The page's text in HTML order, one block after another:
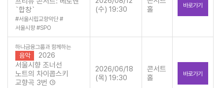
`합창`
#서울시립교향악단 #
서울시향 #SPO
(수) 19:30
홀
바로가기
하나금융그룹과 함께하는
음악
2026
서울시향 조너선
노트의 차이콥스키
교향곡 3번 ①
2026/06/18
(목) 19:30
콘서트
홀
바로가기